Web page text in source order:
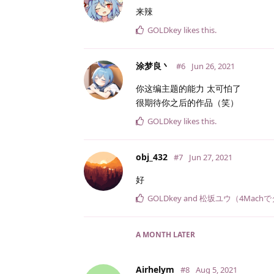
来辣
GOLDkey likes this.
涂梦良丶 #6 Jun 26, 2021
你这编主题的能力 太可怕了
很期待你之后的作品（笑）
GOLDkey likes this.
obj_432 #7 Jun 27, 2021
好
GOLDkeyand 松坂ユウ（4Machで
A MONTH LATER
Airhelym #8 Aug 5, 2021